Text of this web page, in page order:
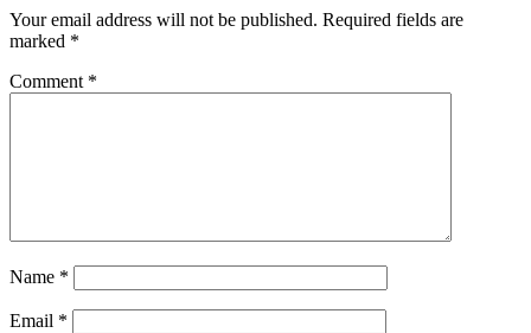
Your email address will not be published. Required fields are
marked *
Comment *
Name *
Email *